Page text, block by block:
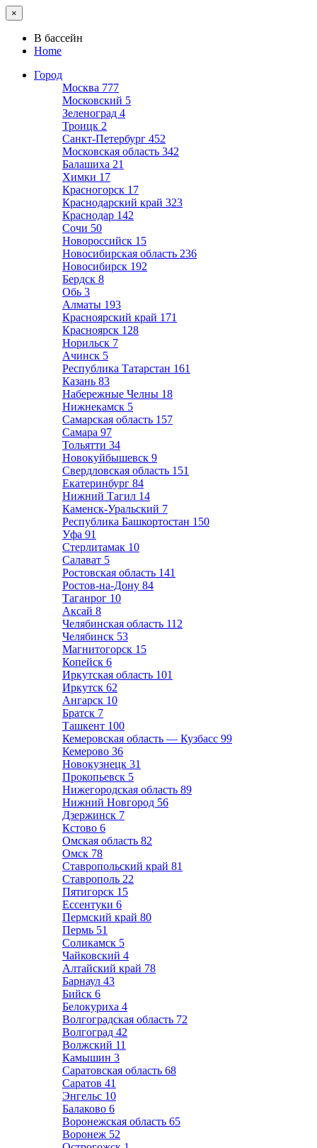
×
В бассейн
Home
Город
Москва 777
Московский 5
Зеленоград 4
Троицк 2
Санкт-Петербург 452
Московская область 342
Балашиха 21
Химки 17
Красногорск 17
Краснодарский край 323
Краснодар 142
Сочи 50
Новороссийск 15
Новосибирская область 236
Новосибирск 192
Бердск 8
Обь 3
Алматы 193
Красноярский край 171
Красноярск 128
Норильск 7
Ачинск 5
Республика Татарстан 161
Казань 83
Набережные Челны 18
Нижнекамск 5
Самарская область 157
Самара 97
Тольятти 34
Новокуйбышевск 9
Свердловская область 151
Екатеринбург 84
Нижний Тагил 14
Каменск-Уральский 7
Республика Башкортостан 150
Уфа 91
Стерлитамак 10
Салават 5
Ростовская область 141
Ростов-на-Дону 84
Таганрог 10
Аксай 8
Челябинская область 112
Челябинск 53
Магнитогорск 15
Копейск 6
Иркутская область 101
Иркутск 62
Ангарск 10
Братск 7
Ташкент 100
Кемеровская область — Кузбасс 99
Кемерово 36
Новокузнецк 31
Прокопьевск 5
Нижегородская область 89
Нижний Новгород 56
Дзержинск 7
Кстово 6
Омская область 82
Омск 78
Ставропольский край 81
Ставрополь 22
Пятигорск 15
Ессентуки 6
Пермский край 80
Пермь 51
Соликамск 5
Чайковский 4
Алтайский край 78
Барнаул 43
Бийск 6
Белокуриха 4
Волгоградская область 72
Волгоград 42
Волжский 11
Камышин 3
Саратовская область 68
Саратов 41
Энгельс 10
Балаково 6
Воронежская область 65
Воронеж 52